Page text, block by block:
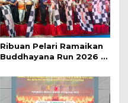
Ribuan Pelari Ramaikan
Buddhayana Run 2026 di